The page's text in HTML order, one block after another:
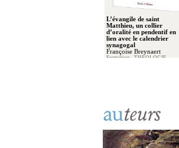
L’évangile de saint
Matthieu, un collier
d’oralité en pendentif en
lien avec le calendrier
synagogal
Françoise Breynaert
Formation - THEOLOGIE